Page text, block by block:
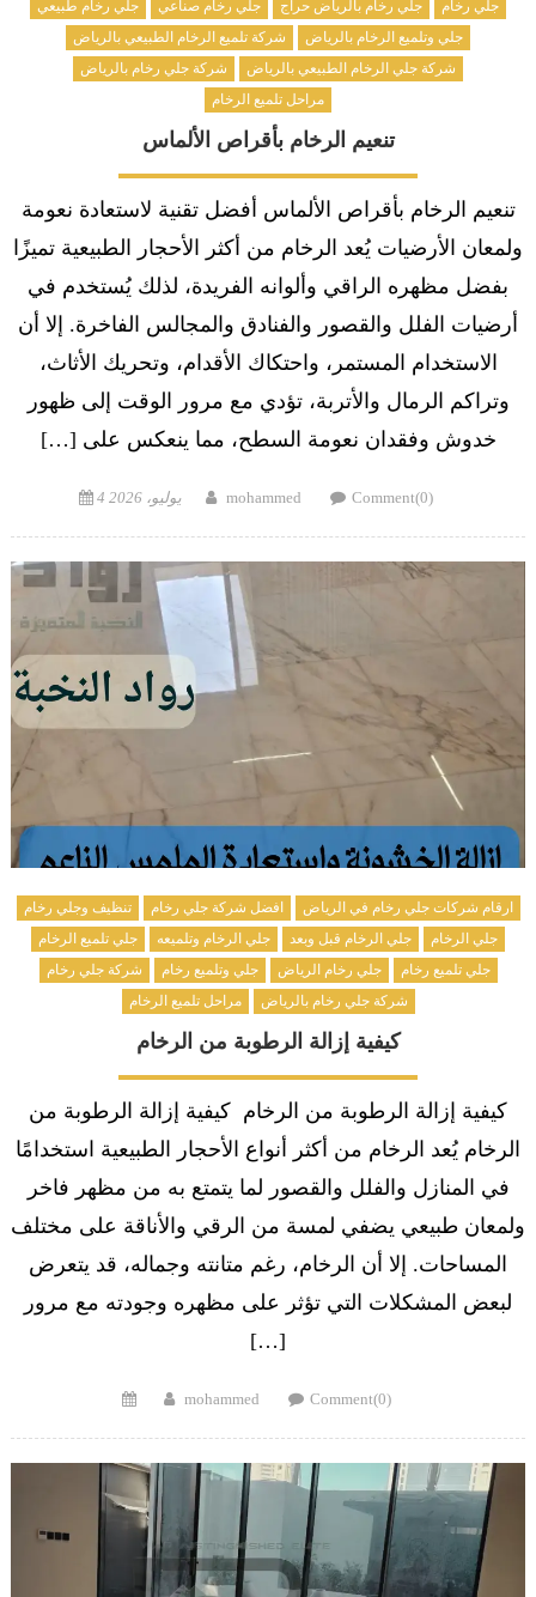
جلي رخام
جلي رخام بالرياض حراج جلي رخام صناعي
جلي رخام طبيعي
جلي وتلميع الرخام بالرياض
شركة تلميع الرخام الطبيعي بالرياض
شركة جلي الرخام الطبيعي بالرياض
شركة جلي رخام بالرياض
مراحل تلميع الرخام
تنعيم الرخام بأقراص الألماس
تنعيم الرخام بأقراص الألماس أفضل تقنية لاستعادة نعومة
ولمعان الأرضيات يُعد الرخام من أكثر الأحجار الطبيعية تميزًا
بفضل مظهره الراقي وألوانه الفريدة، لذلك يُستخدم في
أرضيات الفلل والقصور والفنادق والمجالس الفاخرة. إلا أن
الاستخدام المستمر، واحتكاك الأقدام، وتحريك الأثاث،
وتراكم الرمال والأتربة، تؤدي مع مرور الوقت إلى ظهور
خدوش وفقدان نعومة السطح، مما ينعكس على […]
Posted 4 يوليو، 2026 Author
mohammed Comment(0)
ارقام شركات جلي رخام في الرياض افضل شركة جلي رخام
تنظيف وجلي رخام
جلي الرخام
جلي الرخام قبل وبعد جلي الرخام وتلميعه
جلي تلميع الرخام
جلي تلميع رخام
جلي رخام الرياض جلي وتلميع رخام
شركة جلي رخام
شركة جلي رخام بالرياض
مراحل تلميع الرخام
كيفية إزالة الرطوبة من الرخام
كيفية إزالة الرطوبة من الرخام كيفية إزالة الرطوبة من
الرخام يُعد الرخام من أكثر أنواع الأحجار الطبيعية استخدامًا
في المنازل والفلل والقصور لما يتمتع به من مظهر فاخر
ولمعان طبيعي يضفي لمسة من الرقي والأناقة على مختلف
المساحات. إلا أن الرخام، رغم متانته وجماله، قد يتعرض
لبعض المشكلات التي تؤثر على مظهره وجودته مع مرور
[…]
Posted Author
mohammed Comment(0)